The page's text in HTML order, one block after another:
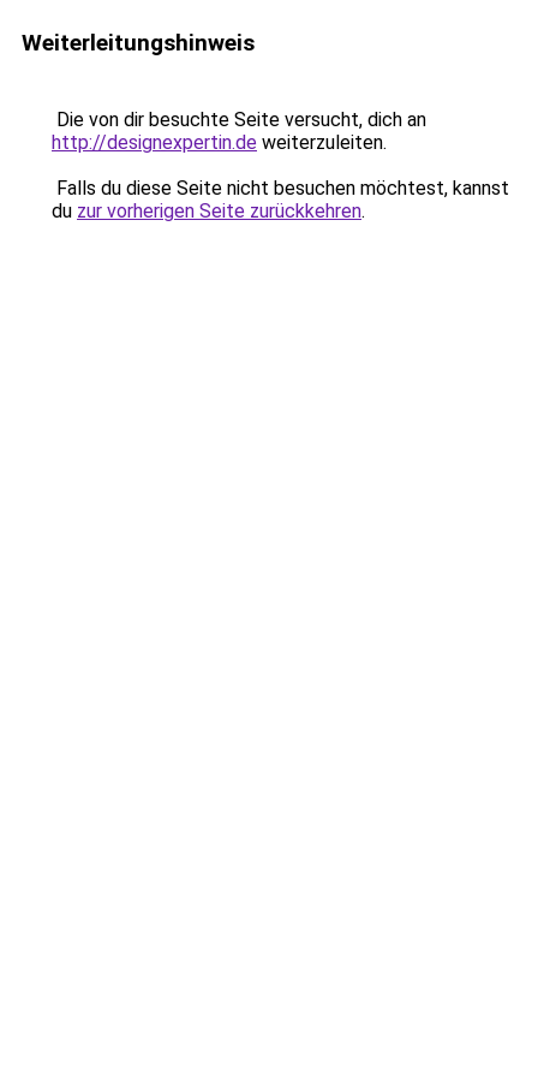
Weiterleitungshinweis
Die von dir besuchte Seite versucht, dich an
http://designexpertin.de weiterzuleiten.
Falls du diese Seite nicht besuchen möchtest, kannst
du zur vorherigen Seite zurückkehren.